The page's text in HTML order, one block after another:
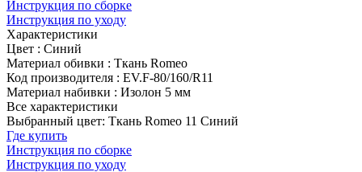
Инструкция по сборке
Инструкция по уходу
Характеристики
Цвет : Синий
Материал обивки : Ткань Romeo
Код производителя : EV.F-80/160/R11
Материал набивки : Изолон 5 мм
Все характеристики
Выбранный цвет: Ткань Romeo 11 Синий
Где купить
Инструкция по сборке
Инструкция по уходу